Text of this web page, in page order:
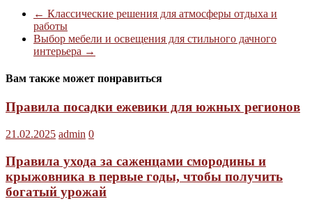
Отправить
← Классические решения для атмосферы отдыха и
работы
Выбор мебели и освещения для стильного дачного
интерьера →
Вам также может понравиться
Правила посадки ежевики для южных регионов
21.02.2025 admin 0
Правила ухода за саженцами смородины и
крыжовника в первые годы, чтобы получить
богатый урожай